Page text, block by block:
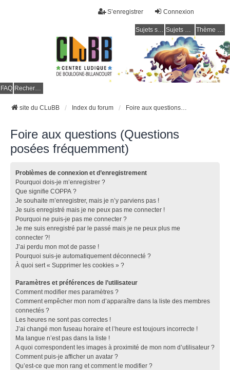
Connexion
S’enregistrer
Sujets sans réponse Sujets actifs Thème clair / foncé
FAQ Rechercher
site du CLuBB Index du forum Foire aux questions (Questions posées fréquemment)
Foire aux questions (Questions
posées fréquemment)
Problèmes de connexion et d’enregistrement
Pourquoi dois-je m’enregistrer ?
Que signifie COPPA ?
Je souhaite m’enregistrer, mais je n’y parviens pas !
Je suis enregistré mais je ne peux pas me connecter !
Pourquoi ne puis-je pas me connecter ?
Je me suis enregistré par le passé mais je ne peux plus me
connecter ?!
J’ai perdu mon mot de passe !
Pourquoi suis-je automatiquement déconnecté ?
À quoi sert « Supprimer les cookies » ?
Paramètres et préférences de l’utilisateur
Comment modifier mes paramètres ?
Comment empêcher mon nom d’apparaître dans la liste des membres
connectés ?
Les heures ne sont pas correctes !
J’ai changé mon fuseau horaire et l’heure est toujours incorrecte !
Ma langue n’est pas dans la liste !
A quoi correspondent les images à proximité de mon nom d’utilisateur ?
Comment puis-je afficher un avatar ?
Qu’est-ce que mon rang et comment le modifier ?